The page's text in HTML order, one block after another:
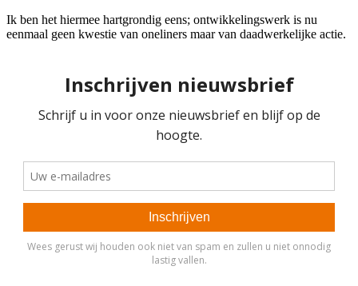
Ik ben het hiermee hartgrondig eens; ontwikkelingswerk is nu
eenmaal geen kwestie van oneliners maar van daadwerkelijke actie.